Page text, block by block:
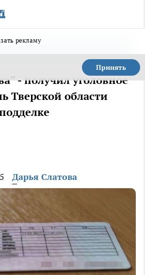
рекламу
Принять
- получил уголовное
Тверской области
Дарья Слатова